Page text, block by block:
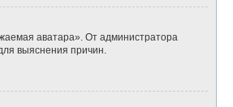
аватара». От администратора
выяснения причин.